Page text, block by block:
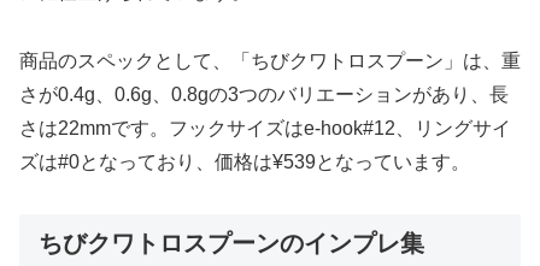
商品のスペックとして、「ちびクワトロスプーン」は、重
さが0.4g、0.6g、0.8gの3つのバリエーションがあり、長
さは22mmです。フックサイズはe-hook#12、リングサイ
ズは#0となっており、価格は¥539となっています。
ちびクワトロスプーンのインプレ集